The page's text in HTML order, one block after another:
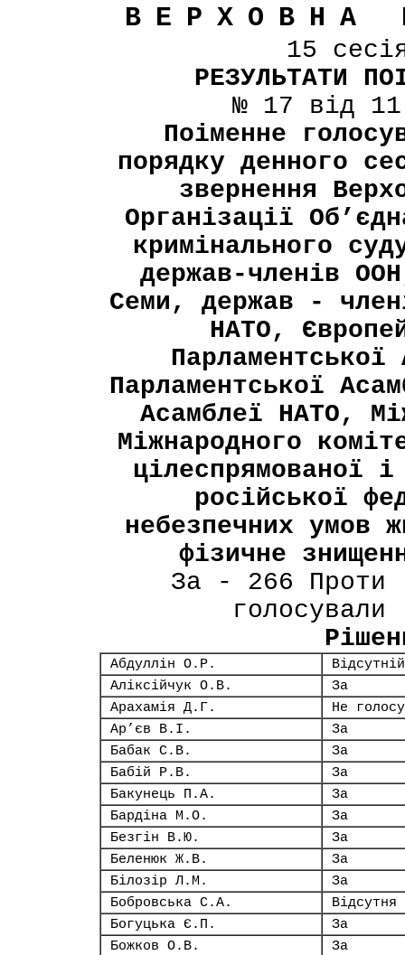
ВЕРХОВНА
15
РЕЗУЛЬТАТИ
№ 17 від
Поіменне
порядку денного
звернення
Організації
кримінального
держав-членів
Семи, держав -
НАТО,
Парламентської
Асамблеї НАТО,
Міжнародного
цілеспрямованої
російської
небезпечних умов
фізичне
За - 266 Проти
Абдуллін О.Р.
Відсутній
Аліксійчук О.В.
За
Арахамія Д.Г.
Не
Ар’єв В.І.
За
Бабак С.В.
За
Бабій Р.В.
За
Бакунець П.А.
За
Бардіна М.О.
За
Безгін В.Ю.
За
Беленюк Ж.В.
За
Білозір Л.М.
За
Бобровська С.А.
Відсутня
Богуцька Є.П.
За
Божков О.В.
За